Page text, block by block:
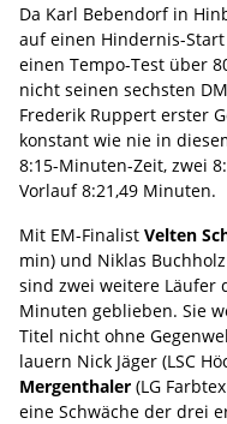
Da Karl Bebendorf in
auf einen Hindernis-
einen Tempo-Test über
nicht seinen sechsten
Frederik Ruppert erster
konstant wie nie in
8:15-Minuten-Zeit, zwei
Vorlauf 8:21,49 Minuten.
Mit EM-Finalist Velten
min) und Niklas
sind zwei weitere Läufer
Minuten geblieben. Sie
Titel nicht ohne
lauern Nick Jäger (LSC
Mergenthaler (LG
eine Schwäche der drei